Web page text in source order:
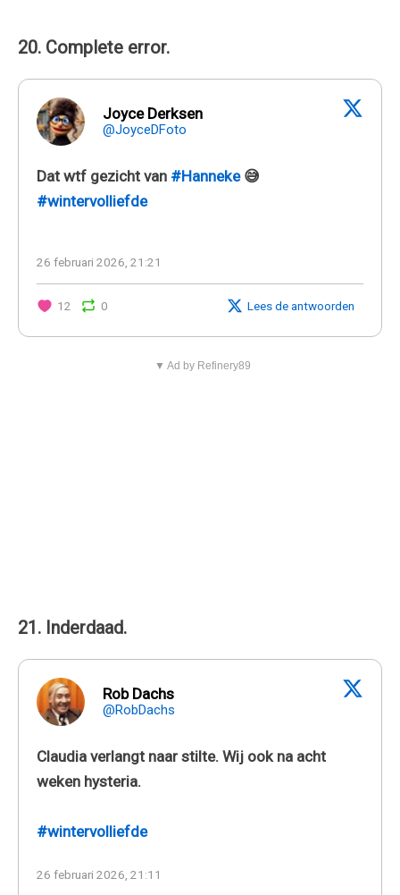
20. Complete error.
Joyce Derksen
@JoyceDFoto
Dat wtf gezicht van #Hanneke😅
#wintervolliefde
26 februari 2026, 21:21
12 0 Lees de antwoorden
▼ Ad by Refinery89
21. Inderdaad.
Rob Dachs
@RobDachs
Claudia verlangt naar stilte. Wij ook na acht
weken hysteria.
#wintervolliefde
26 februari 2026, 21:11